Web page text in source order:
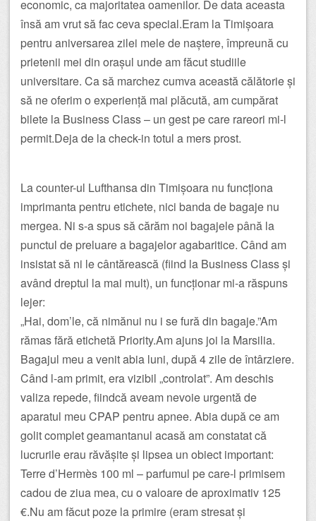
economic, ca majoritatea oamenilor. De data aceasta
însă am vrut să fac ceva special.Eram la Timișoara
pentru aniversarea zilei mele de naștere, împreună cu
prietenii mei din orașul unde am făcut studiile
universitare. Ca să marchez cumva această călătorie și
să ne oferim o experiență mai plăcută, am cumpărat
bilete la Business Class – un gest pe care rareori mi-l
permit.Deja de la check-in totul a mers prost.
La counter-ul Lufthansa din Timișoara nu funcționa
imprimanta pentru etichete, nici banda de bagaje nu
mergea. Ni s-a spus să cărăm noi bagajele până la
punctul de preluare a bagajelor agabaritice. Când am
insistat să ni le cântărească (fiind la Business Class și
având dreptul la mai mult), un funcționar mi-a răspuns
lejer:
„Hai, dom’le, că nimănui nu i se fură din bagaje.”Am
rămas fără etichetă Priority.Am ajuns joi la Marsilia.
Bagajul meu a venit abia luni, după 4 zile de întârziere.
Când l-am primit, era vizibil „controlat”. Am deschis
valiza repede, fiindcă aveam nevoie urgentă de
aparatul meu CPAP pentru apnee. Abia după ce am
golit complet geamantanul acasă am constatat că
lucrurile erau răvășite și lipsea un obiect important:
Terre d’Hermès 100 ml – parfumul pe care-l primisem
cadou de ziua mea, cu o valoare de aproximativ 125
€.Nu am făcut poze la primire (eram stresat și